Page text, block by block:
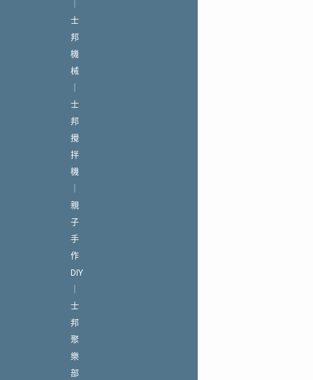
士
邦
機
械
士
邦
攪
拌
機
親
子
手
作
DIY
士
邦
聚
樂
部